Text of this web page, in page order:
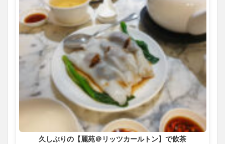
久しぶりの【麗苑＠リッツカールトン】で飲茶